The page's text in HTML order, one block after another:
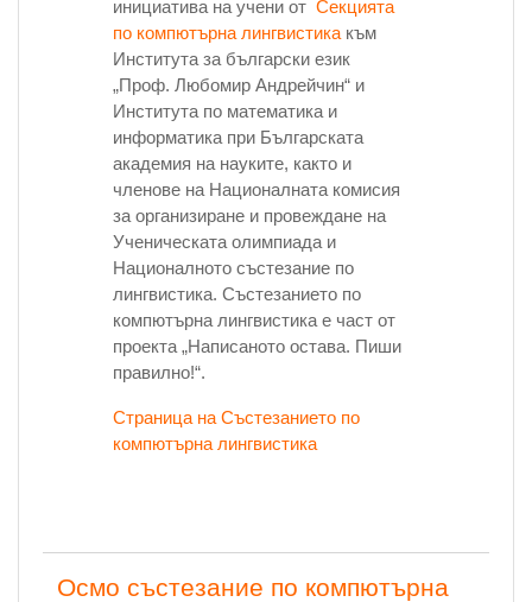
инициатива на учени от Секцията
по компютърна лингвистика към
Института за български език
„Проф. Любомир Андрейчин“ и
Института по математика и
информатика при Българската
академия на науките, както и
членове на Националната комисия
за организиране и провеждане на
Ученическата олимпиада и
Националното състезание по
лингвистика. Състезанието по
компютърна лингвистика е част от
проекта „Написаното остава. Пиши
правилно!“.
Страница на Състезанието по
компютърна лингвистика
Осмо състезание по компютърна